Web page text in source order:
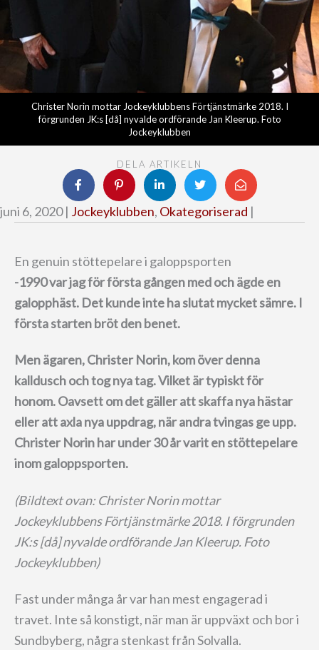
Christer Norin mottar Jockeyklubbens Förtjänstmärke 2018. I
förgrunden JK:s [då] nyvalde ordförande Jan Kleerup. Foto
Jockeyklubben
DELA ARTIKELN
juni 6, 2020 | Jockeyklubben, Okategoriserad |
En genuin stöttepelare i galoppsporten
-1990 var jag för första gången med och ägde en
galopphäst. Det kunde inte ha slutat mycket sämre. I
första starten bröt den benet.
Men ägaren, Christer Norin, kom över denna
kalldusch och tog nya tag. Vilket är typiskt för
honom. Oavsett om det gäller att skaffa nya hästar
eller att axla nya uppdrag, när andra tvingas ge upp.
Christer Norin har under 30 år varit en stöttepelare
inom galoppsporten.
(Bildtext ovan: Christer Norin mottar
Jockeyklubbens Förtjänstmärke 2018. I förgrunden
JK:s [då] nyvalde ordförande Jan Kleerup. Foto
Jockeyklubben)
Fast under många år var han mest engagerad i
travet. Inte så konstigt, när man är uppväxt och bor i
Sundbyberg, några stenkast från Solvalla.